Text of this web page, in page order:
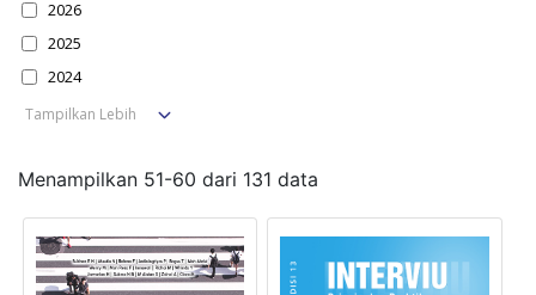
2026
2025
2024
Tampilkan Lebih
Menampilkan 51-60 dari 131 data